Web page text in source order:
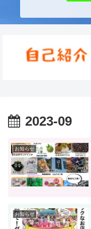
2023-09
お知らせ
お知らせ